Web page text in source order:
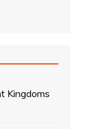
Kingdoms